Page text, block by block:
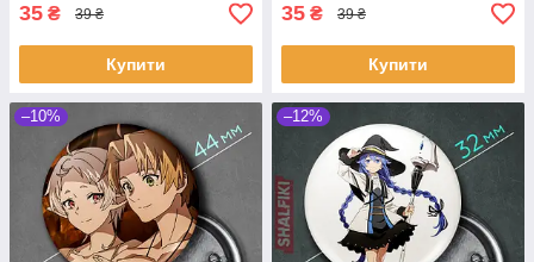
35 ₴ 39 ₴
Купити
35 ₴ 39 ₴
Купити
–10% –12%